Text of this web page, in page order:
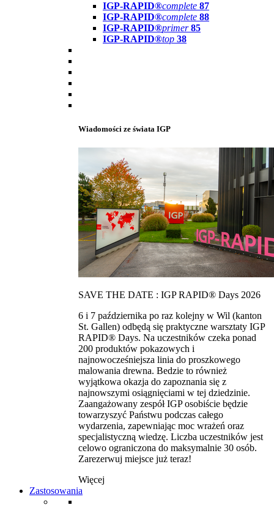
IGP-RAPID®complete 87
IGP-RAPID®complete 88
IGP-RAPID®primer 85
IGP-RAPID®top 38
Wiadomości ze świata IGP
SAVE THE DATE : IGP RAPID® Days 2026
6 i 7 października po raz kolejny w Wil (kanton
St. Gallen) odbędą się praktyczne warsztaty IGP
RAPID® Days. Na uczestników czeka ponad
200 produktów pokazowych i
najnowocześniejsza linia do proszkowego
malowania drewna. Bedzie to również
wyjątkowa okazja do zapoznania się z
najnowszymi osiągnięciami w tej dziedzinie.
Zaangażowany zespół IGP osobiście będzie
towarzyszyć Państwu podczas całego
wydarzenia, zapewniając moc wrażeń oraz
specjalistyczną wiedzę. Liczba uczestników jest
celowo ograniczona do maksymalnie 30 osób.
Zarezerwuj miejsce już teraz!
Więcej
Zastosowania